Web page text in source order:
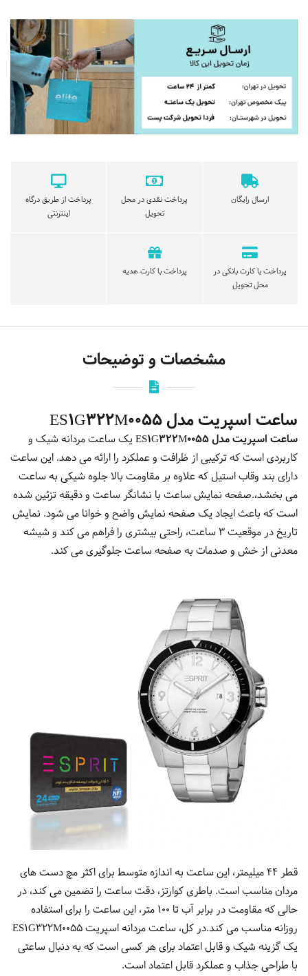
ارسال رایگان
پرداخت نقدی در محل
تحویل
پرداخت از طریق درگاه
اینترنتی
پرداخت با کارت بانکی در
محل تحویل
پرداخت با کارت هدیه
مشخصات و توضیحات
ساعت اسپریت مدل ES1G322M0055
ساعت اسپریت مدل ES1G322M0055
یک ساعت مردانه شیک و
کاربردی است که ترکیبی از ظرافت و عملکرد را ارائه می دهد. این ساعت
دارای بند وقاب استیل که علاوه بر مقاومت بالا جلوه شیکی به ساعت
می بخشد،.صفحه نمایش ساعت با نشانگر ساعت و دقیقه تزئین شده
است که باعث ایجاد یک صفحه نمایش واضح و خوانا می شود. نمایش
تاریخ در موقعیت 3 ساعت، راحتی بیشتری را فراهم می کند و شیشه
معدنی از خش و صدمات به صفحه ساعت جلوگیری می کند.
قطر 44 میلیمتر، این ساعت به اندازه متوسط برای اکثر مچ دست های
مردان مناسب است. باطری کوارتز، دقت ساعت را تضمین می کند، در
حالی که مقاومت در برابر آب تا 100 متر، این ساعت را برای استفاده
روزانه مناسب می کند.در کل، ساعت مردانه اسپریت ES1G322M0055
یک گزینه شیک و قابل اعتماد برای هر کسی است که به دنبال ساعتی
با طراحی جذاب و عملکرد قابل اعتماد است.